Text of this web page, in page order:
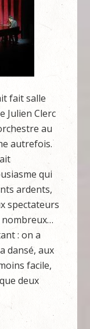
fait salle
Julien Clerc
au
autrefois.
qui
ardents,
spectateurs
nombreux…
: on a
dansé, aux
facile,
deux